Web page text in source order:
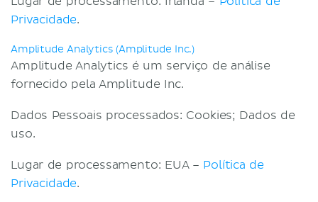
Privacidade.
Amplitude Analytics (Amplitude Inc.)
Amplitude Analytics é um serviço de análise
fornecido pela Amplitude Inc.
Dados Pessoais processados: Cookies; Dados de
uso.
Lugar de processamento: EUA – Política de
Privacidade.